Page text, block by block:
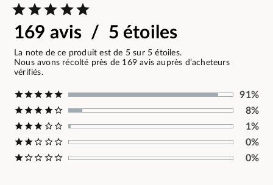
169 avis / 5 étoiles
La note de ce produit est de 5 sur 5 étoiles.
Nous avons récolté près de 169 avis auprès d’acheteurs
vérifiés.
91%
8%
1%
0%
0%